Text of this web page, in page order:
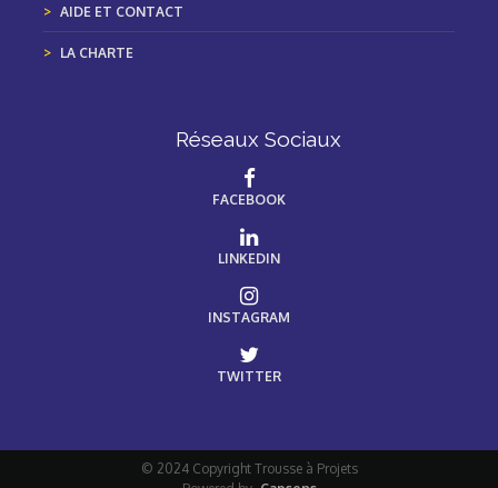
AIDE ET CONTACT
LA CHARTE
Réseaux Sociaux
FACEBOOK
LINKEDIN
INSTAGRAM
TWITTER
© 2024 Copyright Trousse à Projets